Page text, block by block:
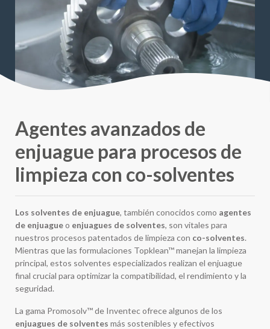
Agentes avanzados de
enjuague para procesos de
limpieza con co-solventes
Los solventes de enjuague, también conocidos como agentes
de enjuagueo enjuagues de solventes, son vitales para
nuestros procesos patentados de limpieza con co-solventes.
Mientras que las formulaciones Topklean™ manejan la limpieza
principal, estos solventes especializados realizan el enjuague
final crucial para optimizar la compatibilidad, el rendimiento y la
seguridad.
La gama Promosolv™ de Inventec ofrece algunos de los
enjuagues de solventes más sostenibles y efectivos